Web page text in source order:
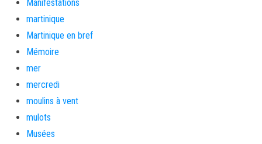
Manifestations
martinique
Martinique en bref
Mémoire
mer
mercredi
moulins à vent
mulots
Musées